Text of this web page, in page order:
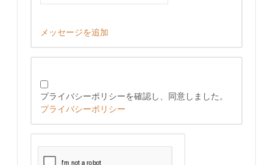
メッセージを追加
プライバシーポリシーを確認し、同意しました。
プライバシーポリシー